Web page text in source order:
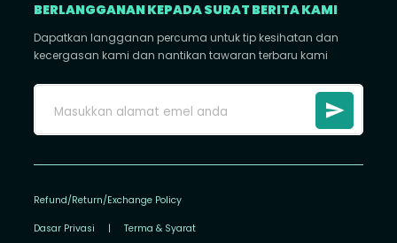
BERLANGGANAN KEPADA SURAT BERITA KAMI
Dapatkan langganan percuma untuk tip kesihatan dan
kecergasan kami dan nantikan tawaran terbaru kami
Refund/Return/Exchange Policy
Dasar Privasi | Terma & Syarat